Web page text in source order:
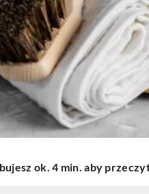
ok. 4 min. aby